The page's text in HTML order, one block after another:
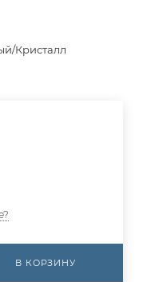
Кристалл
В КОРЗИНУ